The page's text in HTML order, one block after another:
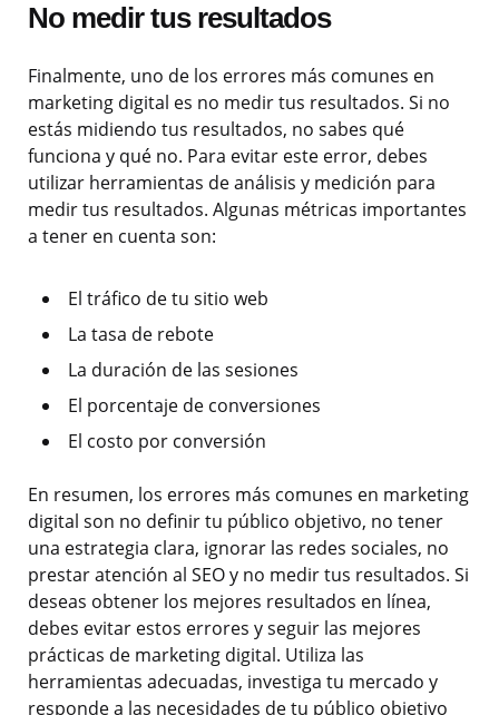
No medir tus resultados
Finalmente, uno de los errores más comunes en
marketing digital es no medir tus resultados. Si no
estás midiendo tus resultados, no sabes qué
funciona y qué no. Para evitar este error, debes
utilizar herramientas de análisis y medición para
medir tus resultados. Algunas métricas importantes
a tener en cuenta son:
El tráfico de tu sitio web
La tasa de rebote
La duración de las sesiones
El porcentaje de conversiones
El costo por conversión
En resumen, los errores más comunes en marketing
digital son no definir tu público objetivo, no tener
una estrategia clara, ignorar las redes sociales, no
prestar atención al SEO y no medir tus resultados. Si
deseas obtener los mejores resultados en línea,
debes evitar estos errores y seguir las mejores
prácticas de marketing digital. Utiliza las
herramientas adecuadas, investiga tu mercado y
responde a las necesidades de tu público objetivo